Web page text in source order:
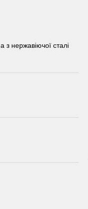
нержавіючої сталі